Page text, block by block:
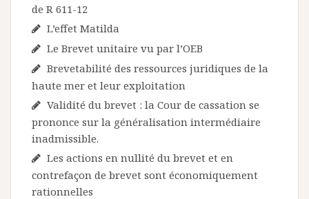
de R 611-12
L’effet Matilda
Le Brevet unitaire vu par l’OEB
Brevetabilité des ressources juridiques de la
haute mer et leur exploitation
Validité du brevet : la Cour de cassation se
prononce sur la généralisation intermédiaire
inadmissible.
Les actions en nullité du brevet et en
contrefaçon de brevet sont économiquement
rationnelles